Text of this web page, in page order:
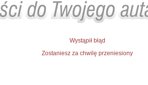
Wystąpił błąd
Zostaniesz za chwilę przeniesiony